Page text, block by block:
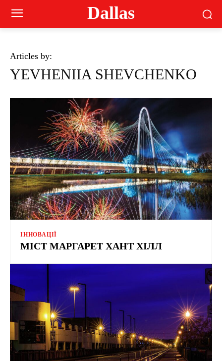
Dallas
Articles by:
YEVHENIIA SHEVCHENKO
ІННОВАЦІЇ
МІСТ МАРГАРЕТ ХАНТ ХІЛЛ